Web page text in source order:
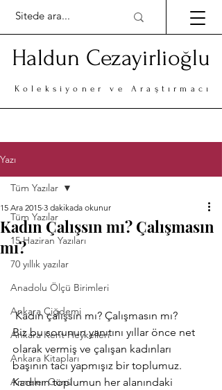
Haldun Cezayirlioğlu
Koleksiyoner ve Araştırmacı
Yazı
Tüm Yazılar
15 Haziran Yazıları
70 yıllık yazılar
Anadolu Ölçü Birimleri
Ankara Çiğdemi
Ankara Kent Heykelleri
Ankara Kitapları
Anneler Günü
Tüm Yazılar
Kadın Çalışsın mı? Çalışmasın
mı?
15 Ara 2015 3 dakikada okunur
Kadın çalışsın mı? Çalışmasın mı?
Biz bu sorunun yanıtını yıllar önce net
olarak vermiş ve çalışan kadınları
başının tacı yapmışız bir toplumuz.
Kadının toplumun her alanındaki